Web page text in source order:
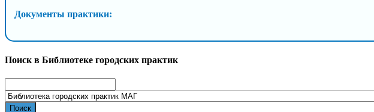
Документы практики:
Поиск в Библиотеке городских практик
for: